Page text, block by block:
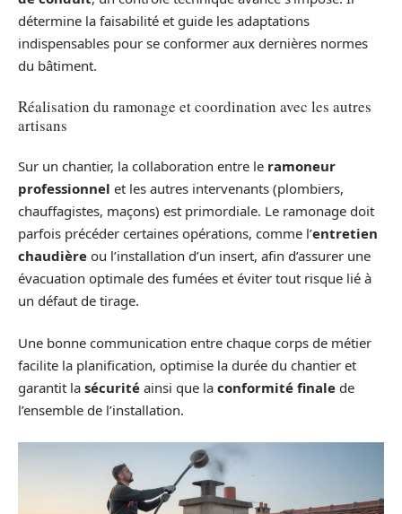
détermine la faisabilité et guide les adaptations
indispensables pour se conformer aux dernières normes
du bâtiment.
Réalisation du ramonage et coordination avec les autres
artisans
Sur un chantier, la collaboration entre le ramoneur
professionnel et les autres intervenants (plombiers,
chauffagistes, maçons) est primordiale. Le ramonage doit
parfois précéder certaines opérations, comme l’entretien
chaudière ou l’installation d’un insert, afin d’assurer une
évacuation optimale des fumées et éviter tout risque lié à
un défaut de tirage.
Une bonne communication entre chaque corps de métier
facilite la planification, optimise la durée du chantier et
garantit la sécurité ainsi que la conformité finale de
l’ensemble de l’installation.